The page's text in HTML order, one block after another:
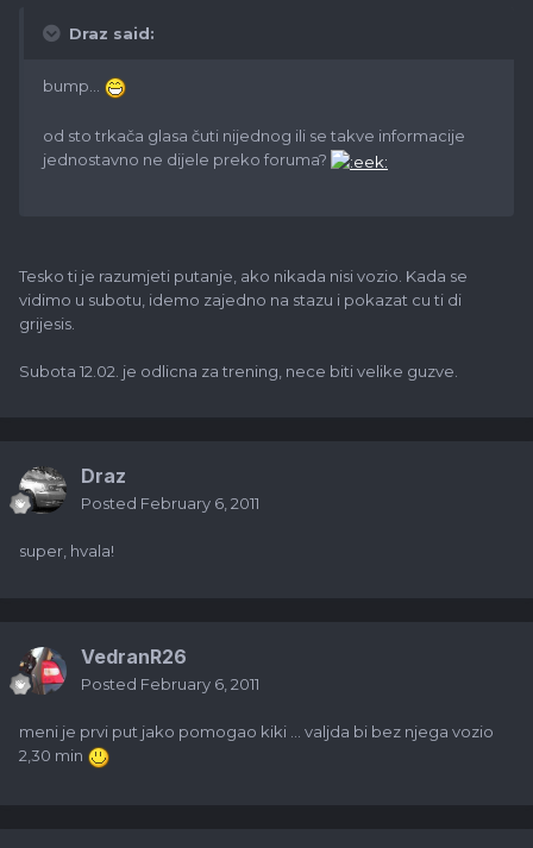
Draz said:
bump...
od sto trkača glasa čuti nijednog ili se takve informacije
jednostavno ne dijele preko foruma?
Tesko ti je razumjeti putanje, ako nikada nisi vozio. Kada se
vidimo u subotu, idemo zajedno na stazu i pokazat cu ti di
grijesis.
Subota 12.02. je odlicna za trening, nece biti velike guzve.
Draz
Posted February 6, 2011
super, hvala!
VedranR26
Posted February 6, 2011
meni je prvi put jako pomogao kiki ... valjda bi bez njega vozio
2,30 min